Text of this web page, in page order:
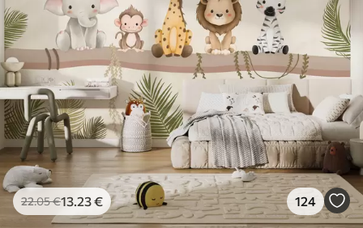
Premium
56.6734.00€/m²
Vinil Premium
65.0039.00€/m²
Peel and Stick
81.6749.00€/m²
22.05€13 .23€ 124